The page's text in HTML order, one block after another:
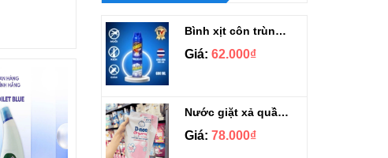
Bình xịt côn trùng Ranger scout 600ml
Giá: 62.000₫
Nước giặt xả quần áo Dnee Thái Lan túi 1100ml
Giá: 78.000₫